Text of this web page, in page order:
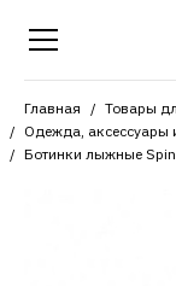
Главная
Товары
Одежда, аксессуары
Ботинки лыжные